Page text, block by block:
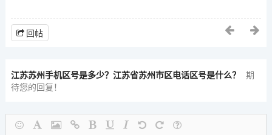
回帖
江苏苏州手机区号是多少？江苏省苏州市区电话区号是什么？
期
待您的回复！